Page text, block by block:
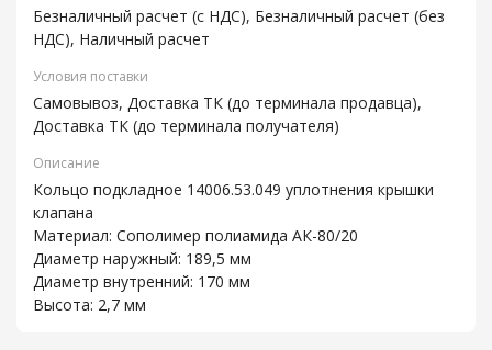
Безналичный расчет (с НДС), Безналичный расчет (без
НДС), Наличный расчет
Условия поставки
Самовывоз, Доставка ТК (до терминала продавца),
Доставка ТК (до терминала получателя)
Описание
Кольцо подкладное 14006.53.049 уплотнения крышки
клапана
Материал: Сополимер полиамида АК-80/20
Диаметр наружный: 189,5 мм
Диаметр внутренний: 170 мм
Высота: 2,7 мм